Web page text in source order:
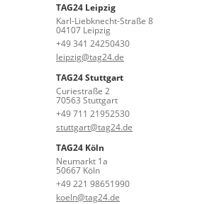
TAG24 Leipzig
Karl-Liebknecht-Straße 8
04107 Leipzig
+49 341 24250430
leipzig@tag24.de
TAG24 Stuttgart
Curiestraße 2
70563 Stuttgart
+49 711 21952530
stuttgart@tag24.de
TAG24 Köln
Neumarkt 1a
50667 Köln
+49 221 98651990
koeln@tag24.de